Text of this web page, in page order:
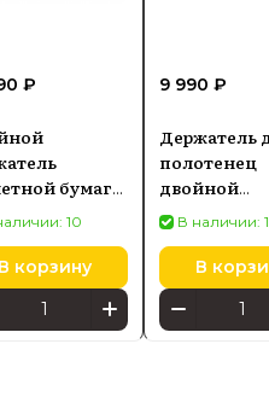
₽
бумаги
AXOR
Circular,
матовый
10
В корзину
9 990 ₽
Держатель
полотенец
двойной
Hansgrohe
AddStoris
бронза
41770140
В наличии:
В